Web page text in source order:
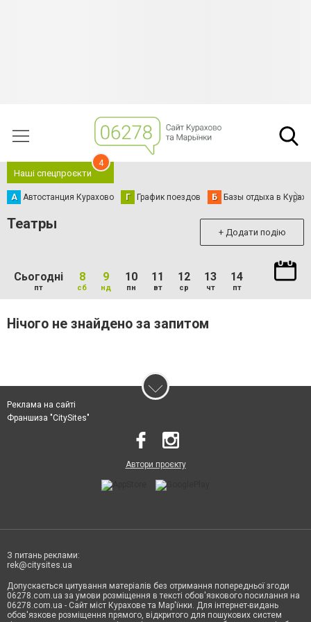
Наші спецпроєкти
4
А Автостанция Курахово Г График поездов Б Базы отдыха в
Театры + Додати подію
Сьогодні
пт
8
сб
9
нд
10
пн
11
вт
12
ср
13
чт
14
пт
Нічого не знайдено за запитом
Реклама на сайті
Франшиза "CitySites"
Автори проєкту
З питань реклами:
rek@citysites.ua
Допускається цитування матеріалів без отримання попередньої згоди
06278.com.ua за умови розміщення в тексті обов'язкового посилання на
06278.com.ua - Сайт міст Курахове та Мар'їнки. Для інтернет-видань
обов'язкове розміщення прямого, відкритого для пошукових систем